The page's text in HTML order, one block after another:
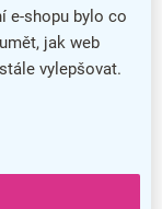
e-shopu bylo co
jak web
vylepšovat.
k sezení
látkou